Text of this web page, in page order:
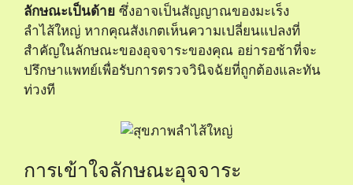
ลักษณะเป็นด้าย ซึ่งอาจเป็นสัญญาณของมะเร็ง
ลำไส้ใหญ่ หากคุณสังเกตเห็นความเปลี่ยนแปลงที่
สำคัญในลักษณะของอุจจาระของคุณ อย่ารอช้าที่จะ
ปรึกษาแพทย์เพื่อรับการตรวจวินิจฉัยที่ถูกต้องและทัน
ท่วงที
การเข้าใจลักษณะอุจจาระ